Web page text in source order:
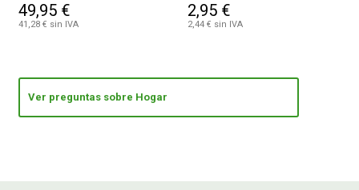
49,95 €
41,28 € sin IVA
2,95 €
2,44 € sin IVA
Ver preguntas sobre Hogar